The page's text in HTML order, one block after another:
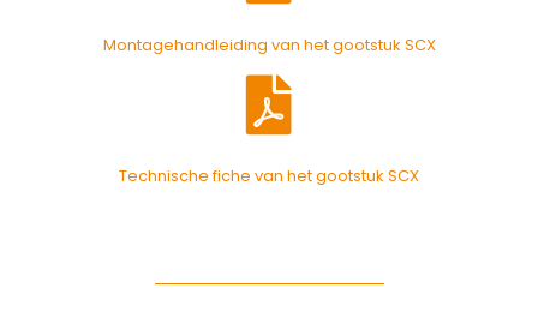
Montagehandleiding van het gootstuk SCX
Technische fiche van het gootstuk SCX